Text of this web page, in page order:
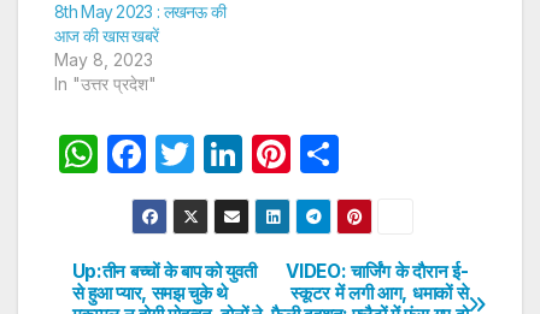
8th May 2023 : लखनऊ की
आज की खास खबरें
May 8, 2023
In "उत्तर प्रदेश"
W
s
F
a
c
e
T
w
itt
er
Li
n
k
e
Pi
nt
er
e
h
ar
e
Post
VIDEO: चार्जिंग के दाैरान ई-
स्कूटर में लगी आग, धमाकों से
Up:तीन बच्चों के बाप को युवती
से हुआ प्यार, समझ चुके थे